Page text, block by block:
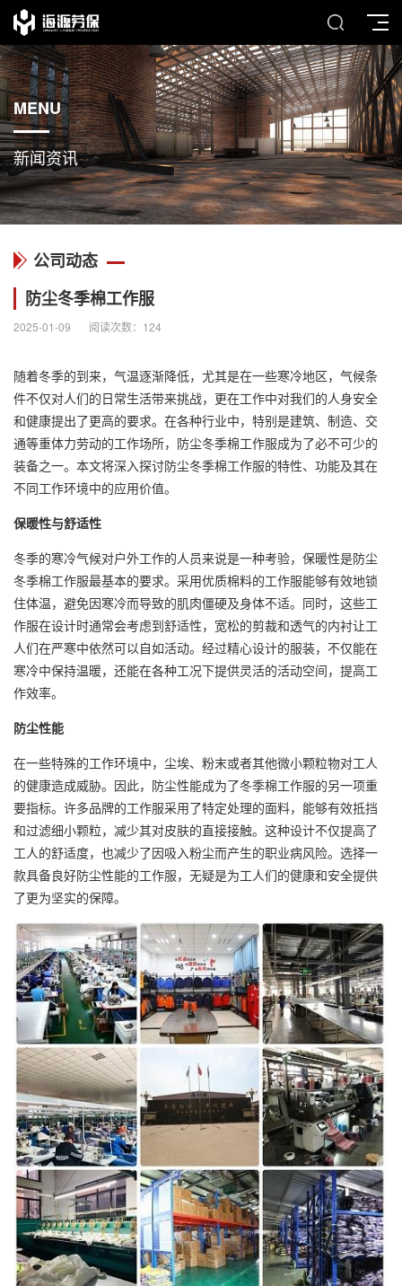
MENU
新闻资讯
公司动态
防尘冬季棉工作服
2025-01-09 阅读次数： 124
随着冬季的到来，气温逐渐降低，尤其是在一些寒冷地区，气候条
件不仅对人们的日常生活带来挑战，更在工作中对我们的人身安全
和健康提出了更高的要求。在各种行业中，特别是建筑、制造、交
通等重体力劳动的工作场所，防尘冬季棉工作服成为了必不可少的
装备之一。本文将深入探讨防尘冬季棉工作服的特性、功能及其在
不同工作环境中的应用价值。
保暖性与舒适性
冬季的寒冷气候对户外工作的人员来说是一种考验，保暖性是防尘
冬季棉工作服最基本的要求。采用优质棉料的工作服能够有效地锁
住体温，避免因寒冷而导致的肌肉僵硬及身体不适。同时，这些工
作服在设计时通常会考虑到舒适性，宽松的剪裁和透气的内衬让工
人们在严寒中依然可以自如活动。经过精心设计的服装，不仅能在
寒冷中保持温暖，还能在各种工况下提供灵活的活动空间，提高工
作效率。
防尘性能
在一些特殊的工作环境中，尘埃、粉末或者其他微小颗粒物对工人
的健康造成威胁。因此，防尘性能成为了冬季棉工作服的另一项重
要指标。许多品牌的工作服采用了特定处理的面料，能够有效抵挡
和过滤细小颗粒，减少其对皮肤的直接接触。这种设计不仅提高了
工人的舒适度，也减少了因吸入粉尘而产生的职业病风险。选择一
款具备良好防尘性能的工作服，无疑是为工人们的健康和安全提供
了更为坚实的保障。